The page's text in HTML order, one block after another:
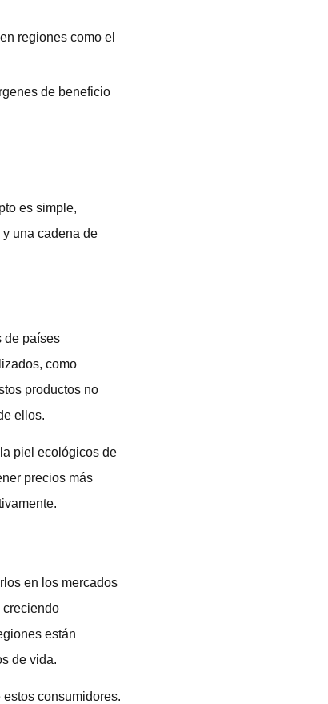
regiones como el
de beneficio
es simple,
una cadena de
de países
como
productos no
ellos.
piel ecológicos de
precios más
en los mercados
creciendo
están
de vida.
consumidores.